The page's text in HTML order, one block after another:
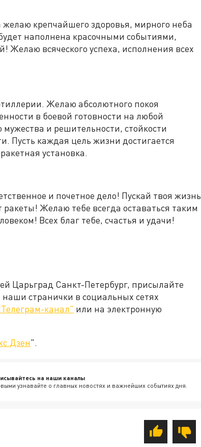
желаю крепчайшего здоровья, мирного неба
наполнена красочными событиями,
всяческого успеха, исполнения всех
Желаю абсолютного покоя
в боевой готовности на любой
и решительности, стойкости
Пусть каждая цель жизни достигается
установка.
и почетное дело! Пускай твоя жизнь
Желаю тебе всегда оставаться таким
Всех благ тебе, счастья и удачи!
Царьград Санкт-Петербург, присылайте
странички в социальных сетях
канал" или на электронную
".
на наши каналы
узнавайте о главных новостях и важнейших событиях дня.